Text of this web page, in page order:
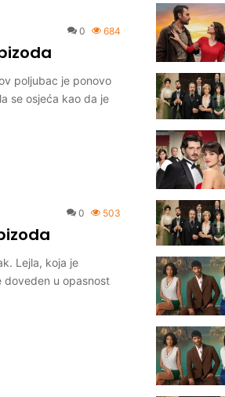
0 684
poljubac je ponovo
se osjeća kao da je
0 503
Lejla, koja je
doveden u opasnost